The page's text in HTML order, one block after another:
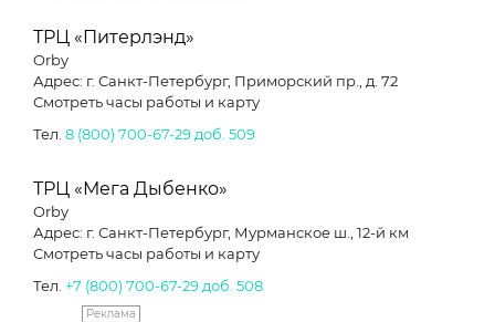
ТРЦ «Питерлэнд»
Orby
Адрес: г. Санкт-Петербург, Приморский пр., д. 72
Смотреть часы работы и карту
Тел. 8 (800) 700-67-29 доб. 509
ТРЦ «Мега Дыбенко»
Orby
Адрес: г. Санкт-Петербург, Мурманское ш., 12-й км
Смотреть часы работы и карту
Тел. +7 (800) 700-67-29 доб. 508
Реклама